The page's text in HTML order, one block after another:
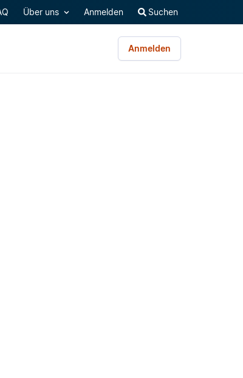
Über uns Anmelden Suchen
Anmelden